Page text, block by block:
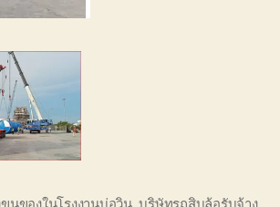
นของในโรงงานบ่อวิน,บริษัทรถสิบล้อรับจ้าง